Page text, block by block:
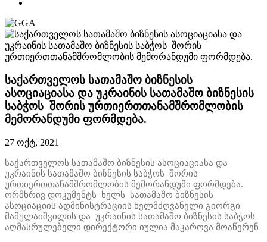
საქართველოს სათამაშო ბიზნესის
ასოციაციასა და უკრაინის სათამაშო ბიზნესის
საბჭოს შორის ურთიერთთანამშრომლობის
მემორანდუმი ფორმდება.
27 ოქტ, 2021
საქართველოს სათამაშო ბიზნესის ასოციაციასა და
უკრაინის სათამაშო ბიზნესის საბჭოს შორის
ურთიერთთანამშრომლობის მემორანდუმი ფორმდება.
ორმხრივ დოკუმენტს ხელს სათამაშო ბიზნესის
ასოციაციის ადმინისტრაციის ხელმძღვანელი გიორგი
მამულაიშვილის და უკრაინის სათამაშო ბიზნესის საბჭოს
აღმასრულებელი დირექტორი იულია მაკაროვა მოაწერენ